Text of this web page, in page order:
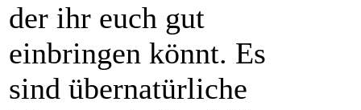
der ihr euch gut
einbringen könnt. Es
sind übernatürliche